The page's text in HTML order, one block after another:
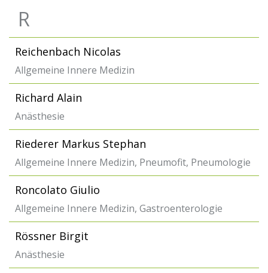
R
Reichenbach Nicolas
Allgemeine Innere Medizin
Richard Alain
Anästhesie
Riederer Markus Stephan
Allgemeine Innere Medizin, Pneumofit, Pneumologie
Roncolato Giulio
Allgemeine Innere Medizin, Gastroenterologie
Rössner Birgit
Anästhesie